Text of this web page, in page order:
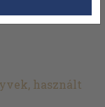
használt